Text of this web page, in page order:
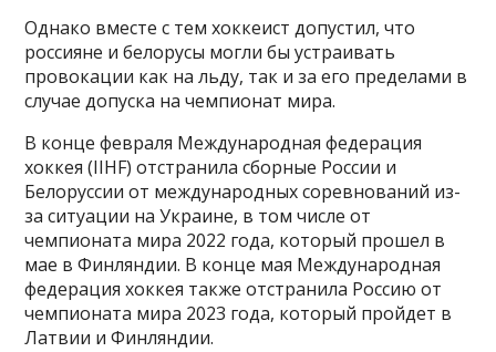
Однако вместе с тем хоккеист допустил, что
россияне и белорусы могли бы устраивать
провокации как на льду, так и за его пределами в
случае допуска на чемпионат мира.
В конце февраля Международная федерация
хоккея (IIHF) отстранила сборные России и
Белоруссии от международных соревнований из-
за ситуации на Украине, в том числе от
чемпионата мира 2022 года, который прошел в
мае в Финляндии. В конце мая Международная
федерация хоккея также отстранила Россию от
чемпионата мира 2023 года, который пройдет в
Латвии и Финляндии.